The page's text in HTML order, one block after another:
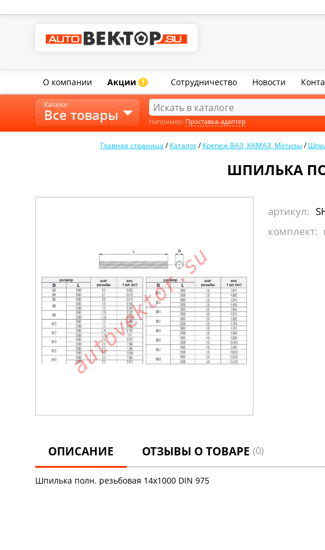
О компании Акции ! Сотрудничество Новости
Главная страница /Каталог/Крепеж ВАЗ, КАМАЗ, Метизы/
ШПИЛЬКА
артикул:
комплект:
ОПИСАНИЕ ОТЗЫВЫ О ТОВАРЕ (0)
Шпилька полн. резьбовая 14х1000 DIN 975
Каталог
Все товары Например: Проставка-адаптер